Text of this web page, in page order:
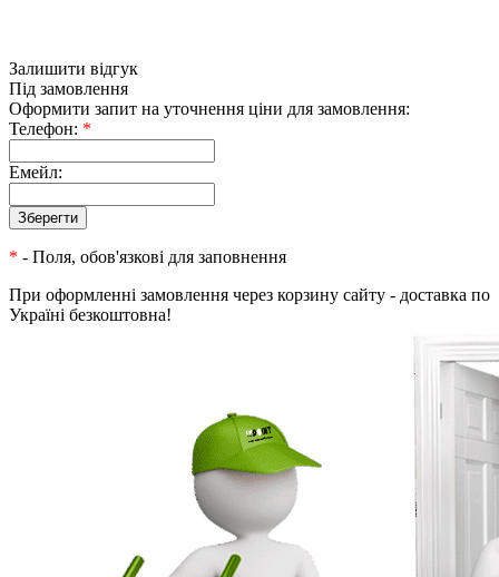
Залишити відгук
Під замовлення
Оформити запит на уточнення ціни для замовлення:
Телефон: *
Емейл:
* - Поля, обов'язкові для заповнення
При оформленні замовлення через корзину сайту - доставка по
Україні безкоштовна!